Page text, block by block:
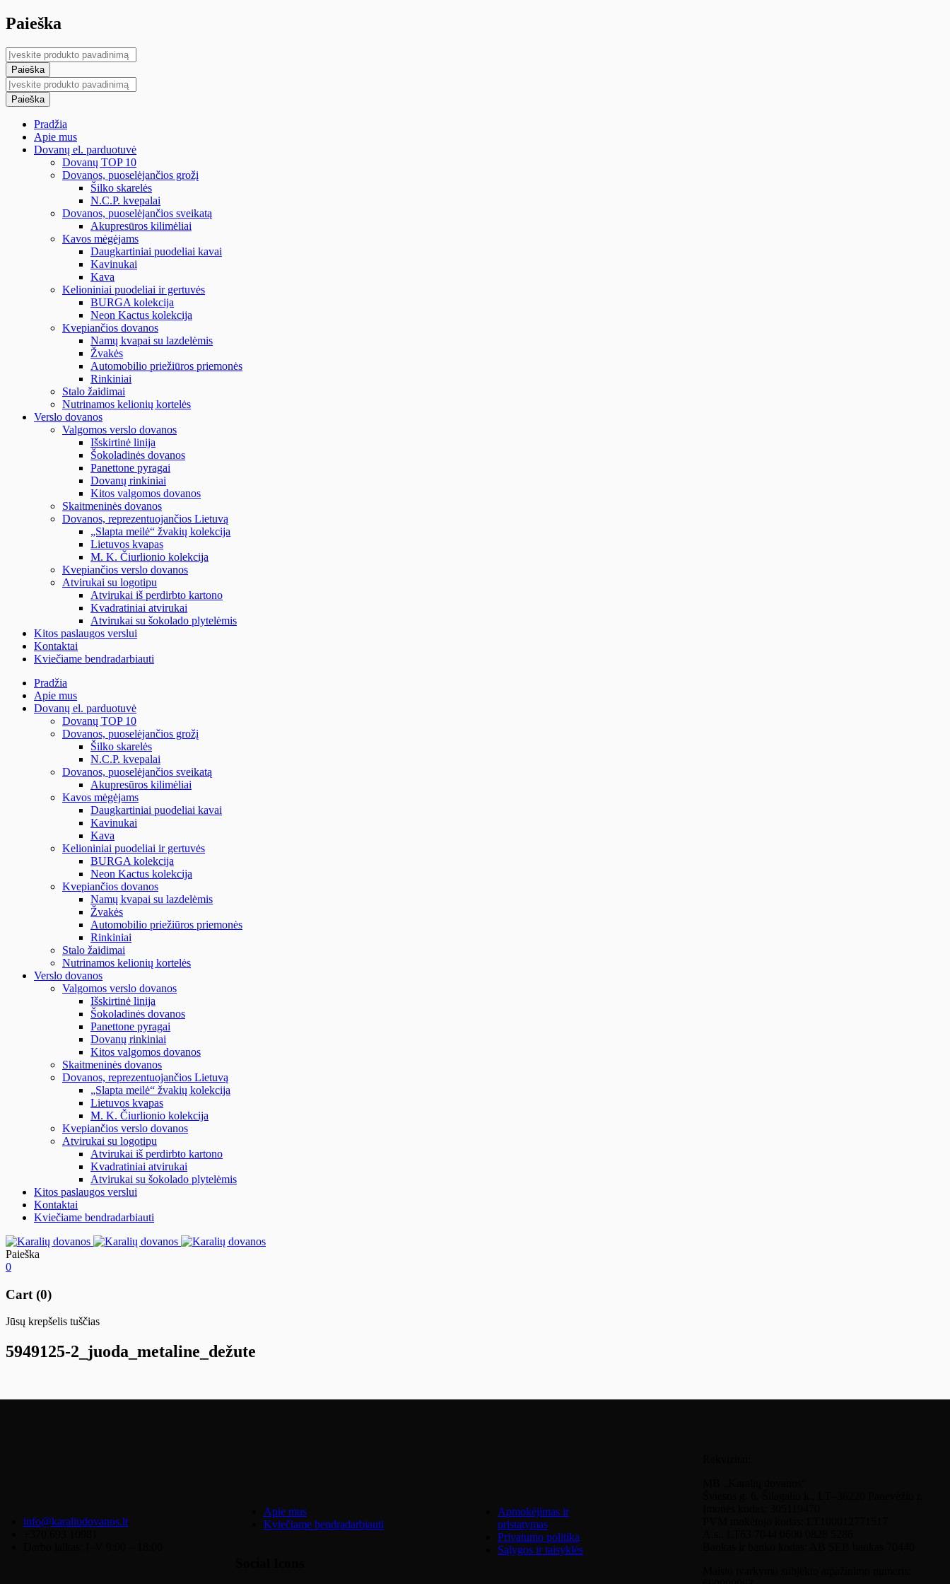
Paieška
Pradžia
Apie mus
Dovanų el. parduotuvė
Dovanų TOP 10
Dovanos, puoselėjančios grožį
Šilko skarelės
N.C.P. kvepalai
Dovanos, puoselėjančios sveikatą
Akupresūros kilimėliai
Kavos mėgėjams
Daugkartiniai puodeliai kavai
Kavinukai
Kava
Kelioniniai puodeliai ir gertuvės
BURGA kolekcija
Neon Kactus kolekcija
Kvepiančios dovanos
Namų kvapai su lazdelėmis
Žvakės
Automobilio priežiūros priemonės
Rinkiniai
Stalo žaidimai
Nutrinamos kelionių kortelės
Verslo dovanos
Valgomos verslo dovanos
Išskirtinė linija
Šokoladinės dovanos
Panettone pyragai
Dovanų rinkiniai
Kitos valgomos dovanos
Skaitmeninės dovanos
Dovanos, reprezentuojančios Lietuvą
„Slapta meilė“ žvakių kolekcija
Lietuvos kvapas
M. K. Čiurlionio kolekcija
Kvepiančios verslo dovanos
Atvirukai su logotipu
Atvirukai iš perdirbto kartono
Kvadratiniai atvirukai
Atvirukai su šokolado plytelėmis
Kitos paslaugos verslui
Kontaktai
Kviečiame bendradarbiauti
Pradžia
Apie mus
Dovanų el. parduotuvė
Dovanų TOP 10
Dovanos, puoselėjančios grožį
Šilko skarelės
N.C.P. kvepalai
Dovanos, puoselėjančios sveikatą
Akupresūros kilimėliai
Kavos mėgėjams
Daugkartiniai puodeliai kavai
Kavinukai
Kava
Kelioniniai puodeliai ir gertuvės
BURGA kolekcija
Neon Kactus kolekcija
Kvepiančios dovanos
Namų kvapai su lazdelėmis
Žvakės
Automobilio priežiūros priemonės
Rinkiniai
Stalo žaidimai
Nutrinamos kelionių kortelės
Verslo dovanos
Valgomos verslo dovanos
Išskirtinė linija
Šokoladinės dovanos
Panettone pyragai
Dovanų rinkiniai
Kitos valgomos dovanos
Skaitmeninės dovanos
Dovanos, reprezentuojančios Lietuvą
„Slapta meilė“ žvakių kolekcija
Lietuvos kvapas
M. K. Čiurlionio kolekcija
Kvepiančios verslo dovanos
Atvirukai su logotipu
Atvirukai iš perdirbto kartono
Kvadratiniai atvirukai
Atvirukai su šokolado plytelėmis
Kitos paslaugos verslui
Kontaktai
Kviečiame bendradarbiauti
Paieška
0
Cart (0)
Jūsų krepšelis tuščias
5949125-2_juoda_metaline_dežute
info@karaliudovanos.lt
Apie mus
Kviečiame bendradarbiauti
Apmokėjimas ir
pristatymas
Privatumo politika
Sąlygos ir taisyklės